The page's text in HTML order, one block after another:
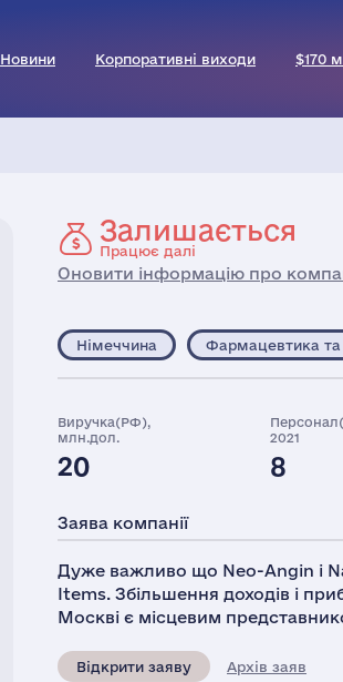
Новини Корпоративні виходи $170
Залишається
Працює далі
Оновити інформацію про
Німеччина Фармацевтика та
Виручка(РФ),
млн.дол.
20
2021
8
Заява компанії
Дуже важливо що Neo-Angin і
Items. Збільшення доходів і
Москві є місцевим
Відкрити заяву Архів заяв